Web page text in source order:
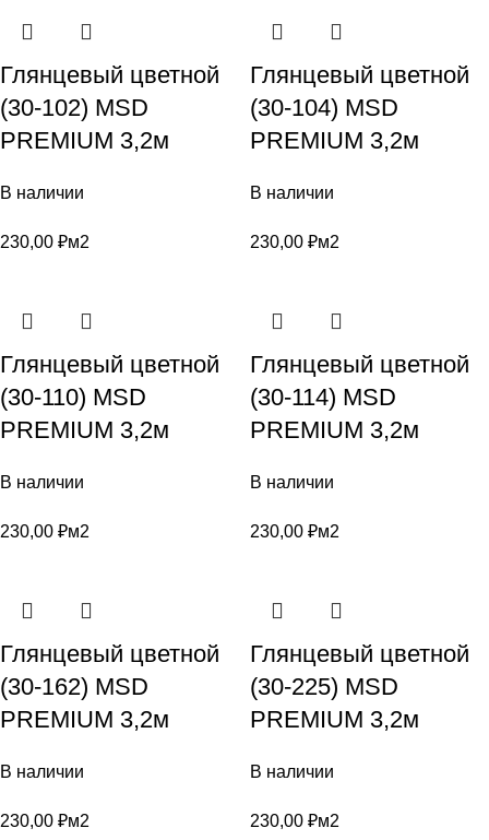
Глянцевый цветной
(30-102) MSD
PREMIUM 3,2м
В наличии
230,00 ₽м2
Глянцевый цветной
(30-104) MSD
PREMIUM 3,2м
В наличии
230,00 ₽м2
Глянцевый цветной
(30-110) MSD
PREMIUM 3,2м
В наличии
230,00 ₽м2
Глянцевый цветной
(30-114) MSD
PREMIUM 3,2м
В наличии
230,00 ₽м2
Глянцевый цветной
(30-162) MSD
PREMIUM 3,2м
В наличии
230,00 ₽м2
Глянцевый цветной
(30-225) MSD
PREMIUM 3,2м
В наличии
230,00 ₽м2